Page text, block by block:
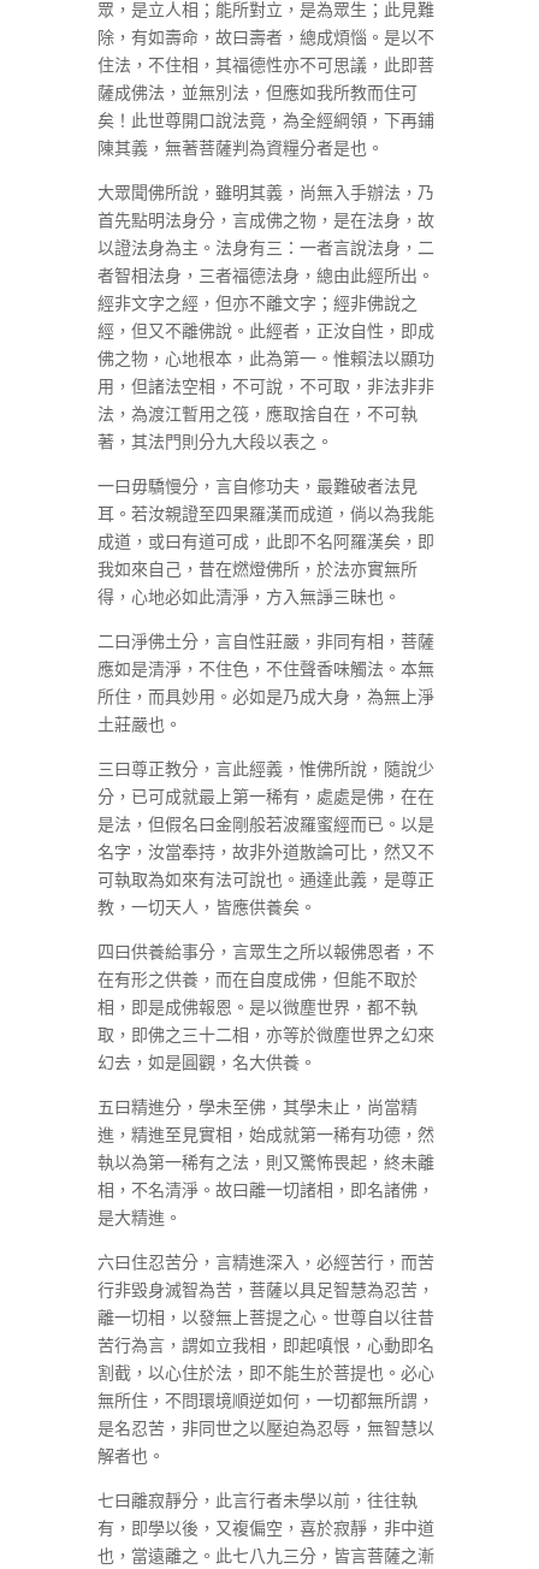
眾，是立人相；能所對立，是為眾生；此見難
除，有如壽命，故曰壽者，總成煩惱。是以不
住法，不住相，其福德性亦不可思議，此即菩
薩成佛法，並無別法，但應如我所教而住可
矣！此世尊開口說法竟，為全經綱領，下再鋪
陳其義，無著菩薩判為資糧分者是也。
大眾聞佛所說，雖明其義，尚無入手辦法，乃
首先點明法身分，言成佛之物，是在法身，故
以證法身為主。法身有三：一者言說法身，二
者智相法身，三者福德法身，總由此經所出。
經非文字之經，但亦不離文字；經非佛說之
經，但又不離佛說。此經者，正汝自性，即成
佛之物，心地根本，此為第一。惟賴法以顯功
用，但諸法空相，不可說，不可取，非法非非
法，為渡江暫用之筏，應取捨自在，不可執
著，其法門則分九大段以表之。
一曰毋驕慢分，言自修功夫，最難破者法見
耳。若汝親證至四果羅漢而成道，倘以為我能
成道，或曰有道可成，此即不名阿羅漢矣，即
我如來自己，昔在燃燈佛所，於法亦實無所
得，心地必如此清淨，方入無諍三昧也。
二曰淨佛土分，言自性莊嚴，非同有相，菩薩
應如是清淨，不住色，不住聲香味觸法。本無
所住，而具妙用。必如是乃成大身，為無上淨
土莊嚴也。
三曰尊正教分，言此經義，惟佛所說，隨說少
分，已可成就最上第一稀有，處處是佛，在在
是法，但假名曰金剛般若波羅蜜經而已。以是
名字，汝當奉持，故非外道散論可比，然又不
可執取為如來有法可說也。通達此義，是尊正
教，一切天人，皆應供養矣。
四曰供養給事分，言眾生之所以報佛恩者，不
在有形之供養，而在自度成佛，但能不取於
相，即是成佛報恩。是以微塵世界，都不執
取，即佛之三十二相，亦等於微塵世界之幻來
幻去，如是圓觀，名大供養。
五曰精進分，學未至佛，其學未止，尚當精
進，精進至見實相，始成就第一稀有功德，然
執以為第一稀有之法，則又驚怖畏起，終未離
相，不名清淨。故曰離一切諸相，即名諸佛，
是大精進。
六曰住忍苦分，言精進深入，必經苦行，而苦
行非毀身滅智為苦，菩薩以具足智慧為忍苦，
離一切相，以發無上菩提之心。世尊自以往昔
苦行為言，謂如立我相，即起嗔恨，心動即名
割截，以心住於法，即不能生於菩提也。必心
無所住，不問環境順逆如何，一切都無所謂，
是名忍苦，非同世之以壓迫為忍辱，無智慧以
解者也。
七曰離寂靜分，此言行者未學以前，往往執
有，即學以後，又複偏空，喜於寂靜，非中道
也，當遠離之。此七八九三分，皆言菩薩之漸